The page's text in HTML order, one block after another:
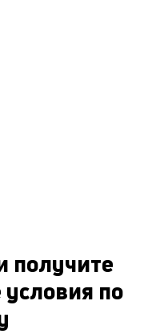
получите
по